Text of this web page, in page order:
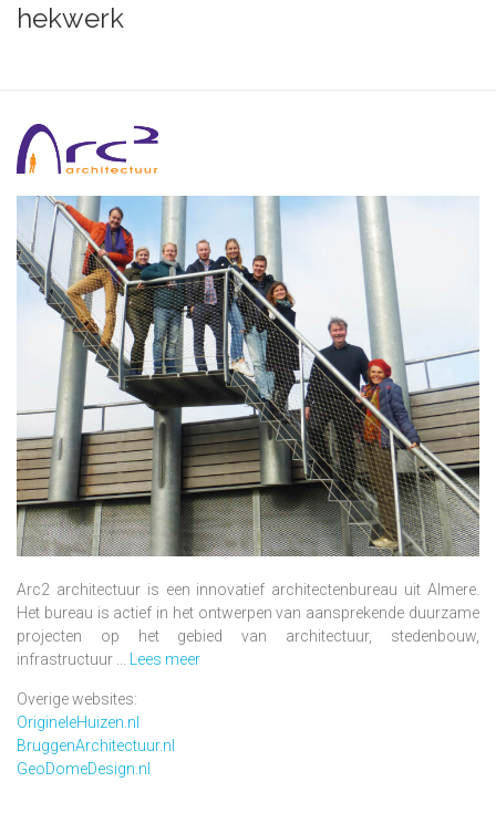
hekwerk
Arc2 architectuur is een innovatief architectenbureau uit Almere.
Het bureau is actief in het ontwerpen van aansprekende duurzame
projecten op het gebied van architectuur, stedenbouw,
infrastructuur ...
Lees meer
Overige websites:
OrigineleHuizen.nl
BruggenArchitectuur.nl
GeoDomeDesign.nl